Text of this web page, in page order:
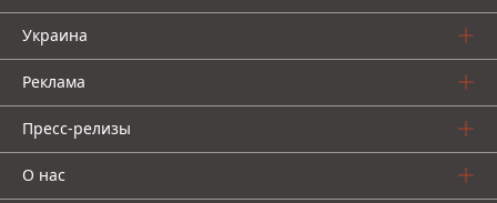
Украина
Реклама
Пресс-релизы
О нас